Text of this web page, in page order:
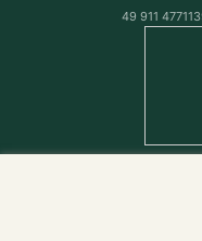
49 911